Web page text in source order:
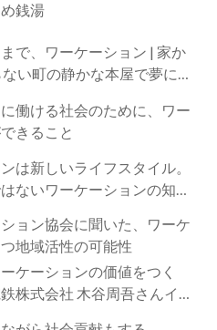
銭湯
で、ワーケーション | 家か
い町の静かな本屋で夢に近
働ける社会のために、ワー
きること
は新しいライフスタイル。
ないワーケーションの知ら
ョン協会に聞いた、ワーケ
地域活性の可能性
ケーションの価値をつく
株式会社 木谷周吾さんイン